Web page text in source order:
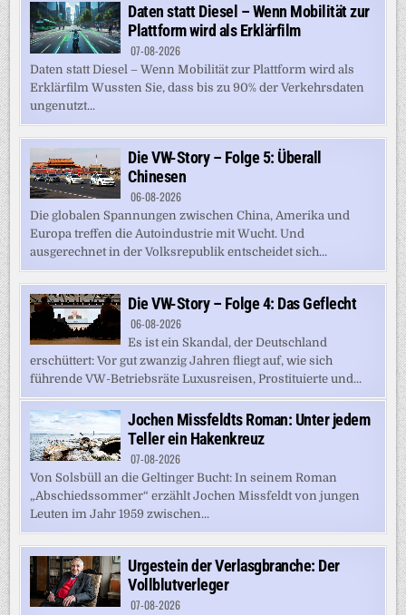
Daten statt Diesel – Wenn Mobilität zur
Plattform wird als Erklärfilm
07-08-2026
Daten statt Diesel – Wenn Mobilität zur Plattform wird als
Erklärfilm Wussten Sie, dass bis zu 90% der Verkehrsdaten
ungenutzt...
Die VW-Story – Folge 5: Überall
Chinesen
06-08-2026
Die globalen Spannungen zwischen China, Amerika und
Europa treffen die Autoindustrie mit Wucht. Und
ausgerechnet in der Volksrepublik entscheidet sich...
Die VW-Story – Folge 4: Das Geflecht
06-08-2026
Es ist ein Skandal, der Deutschland
erschüttert: Vor gut zwanzig Jahren fliegt auf, wie sich
führende VW-Betriebsräte Luxusreisen, Prostituierte und...
Jochen Missfeldts Roman: Unter jedem
Teller ein Hakenkreuz
07-08-2026
Von Solsbüll an die Geltinger Bucht: In seinem Roman
„Abschiedssommer“ erzählt Jochen Missfeldt von jungen
Leuten im Jahr 1959 zwischen...
Urgestein der Verlasgbranche: Der
Vollblutverleger
07-08-2026